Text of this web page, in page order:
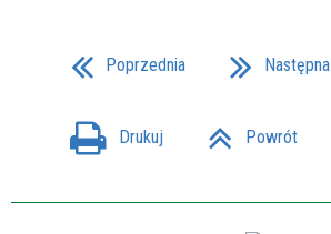
Poprzednia Następna
Drukuj Powrót